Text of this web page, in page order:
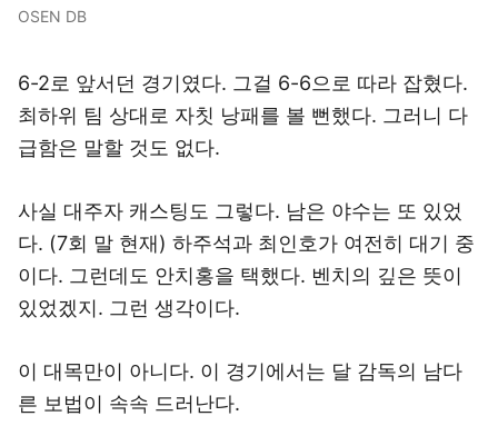
OSEN DB
6-2로 앞서던 경기였다. 그걸 6-6으로 따라 잡혔다.
최하위 팀 상대로 자칫 낭패를 볼 뻔했다. 그러니 다
급함은 말할 것도 없다.
사실 대주자 캐스팅도 그렇다. 남은 야수는 또 있었
다. (7회 말 현재) 하주석과 최인호가 여전히 대기 중
이다. 그런데도 안치홍을 택했다. 벤치의 깊은 뜻이
있었겠지. 그런 생각이다.
이 대목만이 아니다. 이 경기에서는 달 감독의 남다
른 보법이 속속 드러난다.